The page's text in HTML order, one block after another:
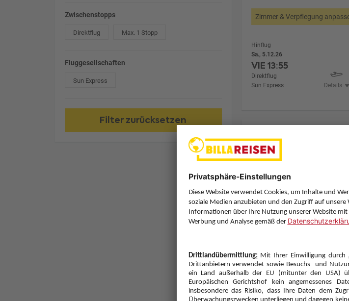
Zwischenstopps
Direktflug Max. 1 Stopp
Fluggesellschaften
Sun Express
Filter zurücksetzen
Zimmer & Verpflegung
Hinflug
Sa., 5.12.26
VIE13:55
Direktflug
Sun Express
Details
8 Hotelnächte
Zimmerpreis ab € 1.198,-
Doppelzimmer (DB1)
Laut Programm (X)
Hinflug
Sa., 5.12.26
MUC 13:10
Direktflug
Sun Express
Details